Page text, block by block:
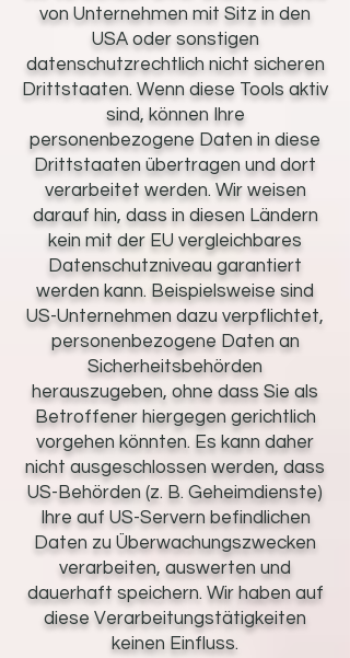
von Unternehmen mit Sitz in den
USA oder sonstigen
datenschutzrechtlich nicht sicheren
Drittstaaten. Wenn diese Tools aktiv
sind, können Ihre
personenbezogene Daten in diese
Drittstaaten übertragen und dort
verarbeitet werden. Wir weisen
darauf hin, dass in diesen Ländern
kein mit der EU vergleichbares
Datenschutzniveau garantiert
werden kann. Beispielsweise sind
US-Unternehmen dazu verpflichtet,
personenbezogene Daten an
Sicherheitsbehörden
herauszugeben, ohne dass Sie als
Betroffener hiergegen gerichtlich
vorgehen könnten. Es kann daher
nicht ausgeschlossen werden, dass
US-Behörden (z. B. Geheimdienste)
Ihre auf US-Servern befindlichen
Daten zu Überwachungszwecken
verarbeiten, auswerten und
dauerhaft speichern. Wir haben auf
diese Verarbeitungstätigkeiten
keinen Einfluss.